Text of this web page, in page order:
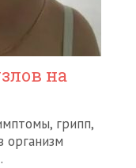
на
грипп,
организм